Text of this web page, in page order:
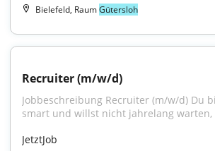
Bielefeld, RaumGütersloh
Recruiter (m/w/d)
Jobbeschreibung Recruiter (m/w/d) Du
smart und willst nicht jahrelang warten,
JetztJob